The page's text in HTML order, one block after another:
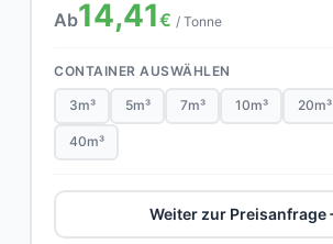
Ab14,41€ / Tonne
CONTAINER AUSWÄHLEN
3m³ 5m³ 7m³ 10m³ 20m³
40m³
Weiter zur Preisanfrage